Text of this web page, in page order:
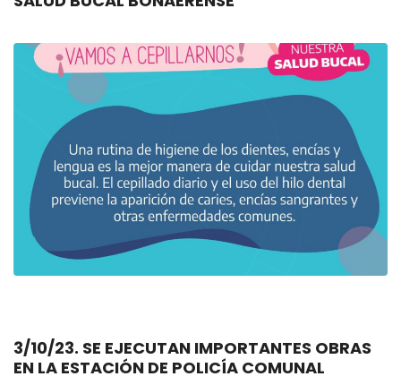
3/10/23. SE EJECUTAN IMPORTANTES OBRAS
EN LA ESTACIÓN DE POLICÍA COMUNAL